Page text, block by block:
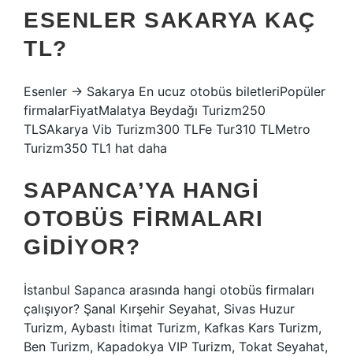
ESENLER SAKARYA KAÇ
TL?
Esenler → Sakarya En ucuz otobüs biletleriPopüler
firmalarFiyatMalatya Beydağı Turizm250
TLSAkarya Vib Turizm300 TLFe Tur310 TLMetro
Turizm350 TL1 hat daha
SAPANCA’YA HANGI
OTOBÜS FIRMALARI
GIDIYOR?
İstanbul Sapanca arasında hangi otobüs firmaları
çalışıyor? Şanal Kırşehir Seyahat, Sivas Huzur
Turizm, Aybastı İtimat Turizm, Kafkas Kars Turizm,
Ben Turizm, Kapadokya VIP Turizm, Tokat Seyahat,